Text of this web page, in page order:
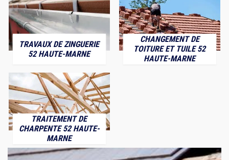
TRAVAUX DE ZINGUERIE
52 HAUTE-MARNE
CHANGEMENT DE
TOITURE ET TUILE 52
HAUTE-MARNE
TRAITEMENT DE
CHARPENTE 52 HAUTE-
MARNE